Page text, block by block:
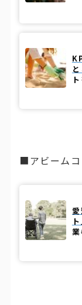
■アビーム